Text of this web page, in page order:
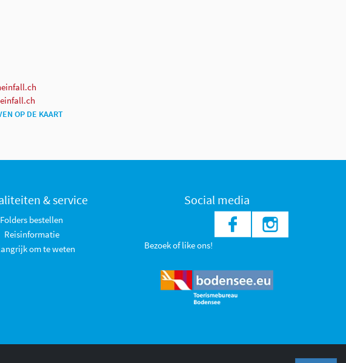
OP DE KAART
& service
Folders bestellen
Reisinformatie
om te weten
Social media
Bezoek of like ons!